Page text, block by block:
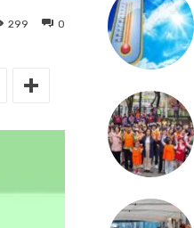
0
299